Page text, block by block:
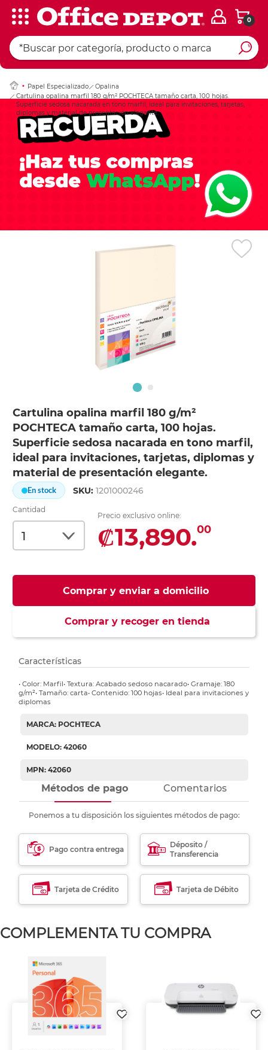
0
Papel Especializado
Opalina
Cartulina opalina marfil 180 g/m² POCHTECA tamaño carta, 100 hojas.
Superficie sedosa nacarada en tono marfil, ideal para invitaciones, tarjetas,
diplomas y material de presentación elegante.
Cartulina opalina marfil 180 g/m²
POCHTECA tamaño carta, 100 hojas.
Superficie sedosa nacarada en tono marfil,
ideal para invitaciones, tarjetas, diplomas y
material de presentación elegante.
En stock SKU:1201000246
Cantidad
Precio exclusivo online:
₡13,890.00
Comprar y enviar a domicilio
Comprar y recoger en tienda
Ingresar Codigo
Características
• Color: Marfil• Textura: Acabado sedoso nacarado• Gramaje: 180
g/m²• Tamaño: carta• Contenido: 100 hojas• Ideal para invitaciones y
diplomas
MARCA: POCHTECA
MODELO: 42060
MPN: 42060
Métodos de pago Comentarios
Ponemos a tu disposición los siguientes métodos de pago:
Pago contra entrega
Déposito /
Transferencia
Tarjeta de Crédito Tarjeta de Débito
COMPLEMENTA TU COMPRA